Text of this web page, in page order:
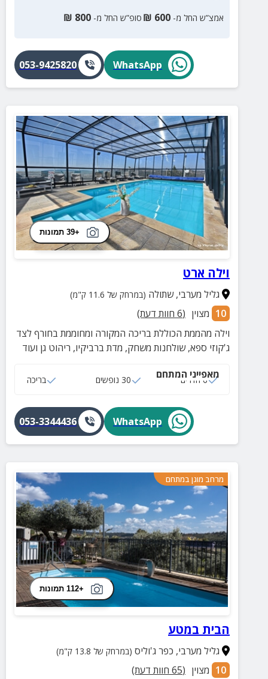
אמצ”ש החל מ- 600
₪ סופ”ש החל מ- 800
₪
WhatsApp
053-9425820
+39 תמונות
וילה ארט
גליל מערבי,שתולה (במרחק של 11.6 ק"מ)
10 מצוין (
6 חוות דעת)
וילה מהממת הכוללת בריכה המקורה ומחוממת בחורף לצד
ג'קוזי ספא, שולחנות משחק, מדת ברביקיו, ריהוט גן ועוד
מאפייני המתחם
6 חדרים 30 נופשים בריכה
WhatsApp
053-3344436
מרחב מוגן במתחם
+112 תמונות
הבית במטע
גליל מערבי, כפר ג'וליס (במרחק של 13.8 ק"מ)
10 מצוין (
65 חוות דעת)